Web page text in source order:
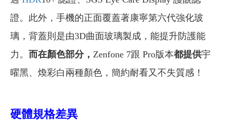
證。此外，手機的正面覆蓋著康寧第六代強化玻
璃，背蓋則是由3D曲面玻璃製成，能提升防護能
力。 而在顏色部分， Zenfone 7跟 Pro版本都提供宇
曜黑、煥彩白兩種顏色，簡約耐看又不失質感！
硬體規格差異